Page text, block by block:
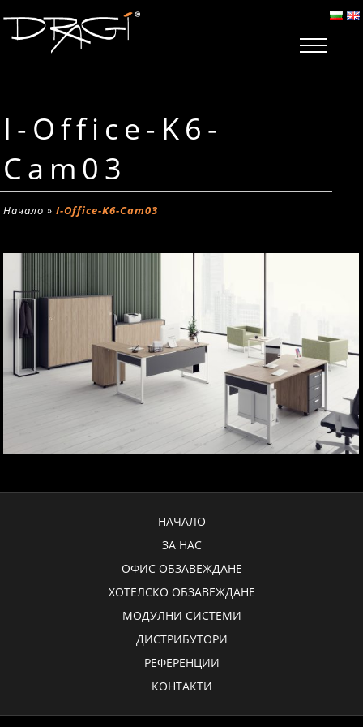
I-Office-K6-
Cam03
Начало »I-Office-K6-Cam03
НАЧАЛО
ЗА НАС
ОФИС ОБЗАВЕЖДАНЕ
ХОТЕЛСКО ОБЗАВЕЖДАНЕ
МОДУЛНИ СИСТЕМИ
ДИСТРИБУТОРИ
РЕФЕРЕНЦИИ
КОНТАКТИ